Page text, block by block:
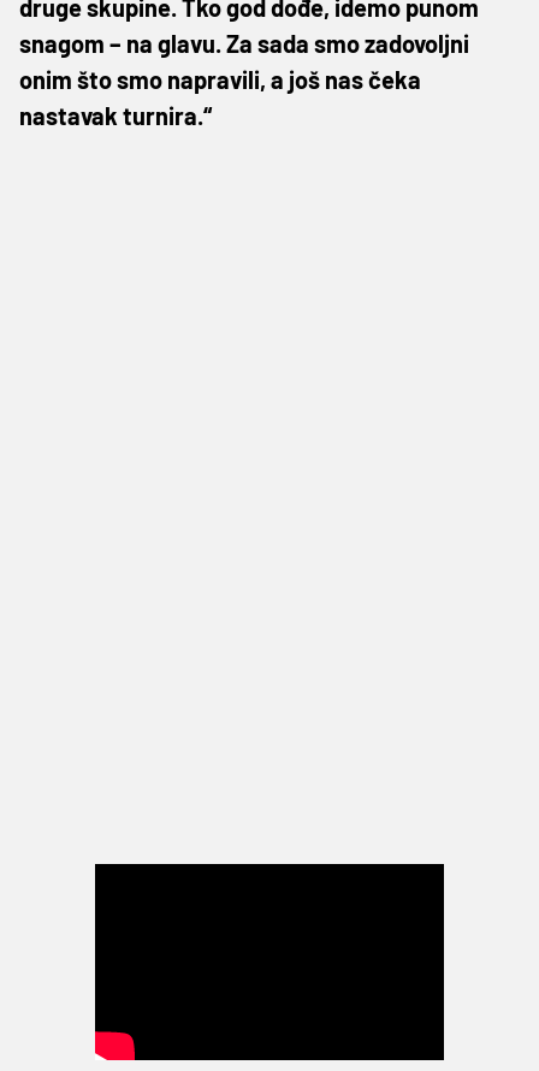
druge skupine. Tko god dođe, idemo punom
snagom – na glavu. Za sada smo zadovoljni
onim što smo napravili, a još nas čeka
nastavak turnira.“